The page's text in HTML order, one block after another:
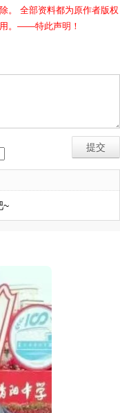
。 全部资料都为原作者版权
。——特此声明！
~